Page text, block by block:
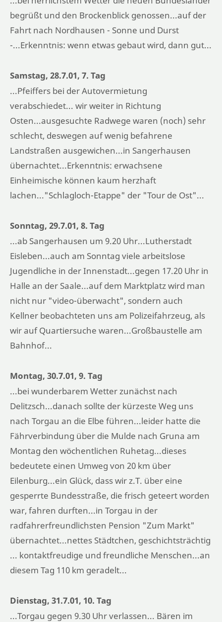
begrüßt und den Brockenblick genossen...auf der
Fahrt nach Nordhausen - Sonne und Durst
-...Erkenntnis: wenn etwas gebaut wird, dann gut...
Samstag, 28.7.01, 7. Tag
...Pfeiffers bei der Autovermietung
verabschiedet... wir weiter in Richtung
Osten...ausgesuchte Radwege waren (noch) sehr
schlecht, deswegen auf wenig befahrene
Landstraßen ausgewichen...in Sangerhausen
übernachtet...Erkenntnis: erwachsene
Einheimische können kaum herzhaft
lachen..."Schlagloch-Etappe" der "Tour de Ost"...
Sonntag, 29.7.01, 8. Tag
...ab Sangerhausen um 9.20 Uhr...Lutherstadt
Eisleben...auch am Sonntag viele arbeitslose
Jugendliche in der Innenstadt...gegen 17.20 Uhr in
Halle an der Saale...auf dem Marktplatz wird man
nicht nur "video-überwacht", sondern auch
Kellner beobachteten uns am Polizeifahrzeug, als
wir auf Quartiersuche waren...Großbaustelle am
Bahnhof...
Montag, 30.7.01, 9. Tag
...bei wunderbarem Wetter zunächst nach
Delitzsch...danach sollte der kürzeste Weg uns
nach Torgau an die Elbe führen...leider hatte die
Fährverbindung über die Mulde nach Gruna am
Montag den wöchentlichen Ruhetag...dieses
bedeutete einen Umweg von 20 km über
Eilenburg...ein Glück, dass wir z.T. über eine
gesperrte Bundesstraße, die frisch geteert worden
war, fahren durften...in Torgau in der
radfahrerfreundlichsten Pension "Zum Markt"
übernachtet...nettes Städtchen, geschichtsträchtig
... kontaktfreudige und freundliche Menschen...an
diesem Tag 110 km geradelt...
Dienstag, 31.7.01, 10. Tag
...Torgau gegen 9.30 Uhr verlassen... Bären im